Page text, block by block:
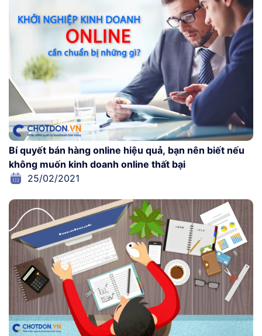
Bí quyết bán hàng online hiệu quả, bạn nên biết nếu
không muốn kinh doanh online thất bại
25/02/2021